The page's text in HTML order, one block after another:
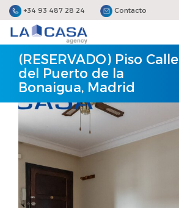
+34 93 487 28 24 Contacto
(RESERVADO) Piso Calle
del Puerto de la
Bonaigua, Madrid